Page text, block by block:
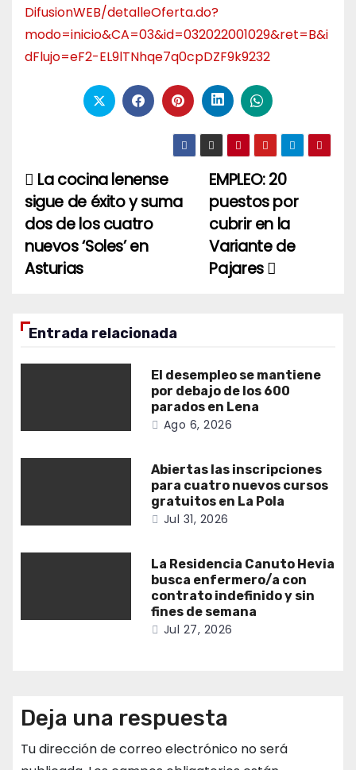
DifusionWEB/detalleOferta.do?
modo=inicio&CA=03&id=032022001029&ret=B&i
dFlujo=eF2-EL9lTNhqe7q0cpDZF9k9232
Navegación
de
entradas
EMPLEO: 20
puestos por
cubrir en la
Variante de
Pajares
La cocina lenense
sigue de éxito y suma
dos de los cuatro
nuevos ‘Soles’ en
Asturias
Entrada relacionada
El desempleo se mantiene
por debajo de los 600
parados en Lena
Ago 6, 2026
Abiertas las inscripciones
para cuatro nuevos cursos
gratuitos en La Pola
Jul 31, 2026
La Residencia Canuto Hevia
busca enfermero/a con
contrato indefinido y sin
fines de semana
Jul 27, 2026
Deja una respuesta
Tu dirección de correo electrónico no será